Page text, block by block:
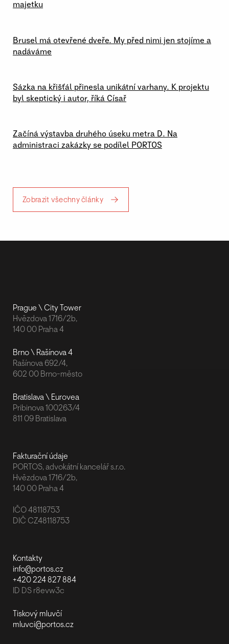
majetku
Brusel má otevřené dveře. My před nimi jen stojíme a
nadáváme
Sázka na křišťál přinesla unikátní varhany. K projektu
byl skeptický i autor, říká Císař
Začíná výstavba druhého úseku metra D. Na
administraci zakázky se podílel PORTOS
Zobrazit všechny články
Prague \ City Tower
Hvězdova 1716/2b,
140 00 Praha 4
Brno \ Rašínova 4
Rašínova 692/4,
602 00 Brno-město
Bratislava \ Eurovea
Pribinova 100263/4
811 09 Bratislava
Fakturační údaje
PORTOS, advokátní kancelář s.r.o.
Hvězdova 1716/2b,
140 00 Praha 4
IČO 48118753
DIČ CZ48118753
Kontakty
info@portos.cz
+420 224 827 884
ID DS r8evw3c
Tiskový mluvčí
mluvci@portos.cz